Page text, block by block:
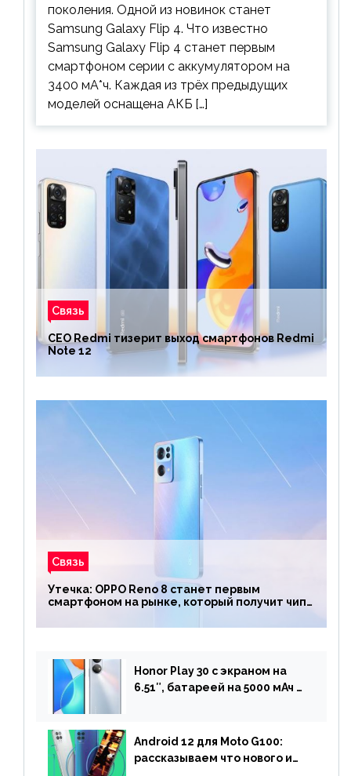
поколения. Одной из новинок станет
Samsung Galaxy Flip 4. Что известно
Samsung Galaxy Flip 4 станет первым
смартфоном серии с аккумулятором на
3400 мА*ч. Каждая из трёх предыдущих
моделей оснащена АКБ […]
Связь
CEO Redmi тизерит выход смартфонов Redmi
Note 12
Связь
Утечка: OPPO Reno 8 станет первым
смартфоном на рынке, который получит чип
Honor Play 30 с экраном на
6.51″, батареей на 5000 мАч и
Android 12 для Moto G100:
рассказываем что нового и